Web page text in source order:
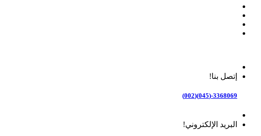
إتصل بنا!
3368069-(045)(002)
البريد الإلكتروني!